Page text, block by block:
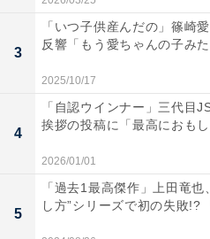
3
「いつ子供産んだの」篠崎
反響「もう愛ちゃんの子み
2025/10/17
4
「自認ウインナー」三代目
挨拶の投稿に「最高におも
2026/01/01
5
「過去1最高傑作」上田竜也
し方”シリーズで初の失敗!?